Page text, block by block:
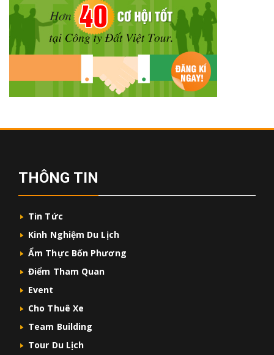
THÔNG TIN
Tin Tức
Kinh Nghiệm Du Lịch
Ẩm Thực Bốn Phương
Điểm Tham Quan
Event
Cho Thuê Xe
Team Building
Tour Du Lịch